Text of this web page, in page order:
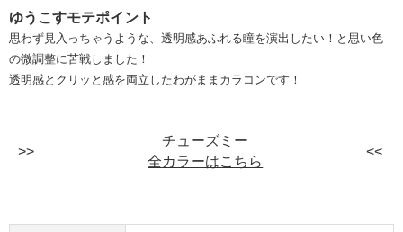
ゆうこすモテポイント
思わず見入っちゃうような、透明感あふれる瞳を演出したい！と思い色
の微調整に苦戦しました！
透明感とクリッと感を両立したわがままカラコンです！
チューズミー
全カラーはこちら